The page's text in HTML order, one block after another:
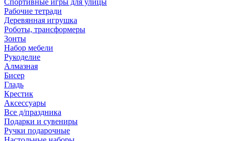
Спортивные игры для улицы
Рабочие тетради
Деревянная игрушка
Роботы, трансформеры
Зонты
Набор мебели
Рукоделие
Алмазная
Бисер
Гладь
Крестик
Аксессуары
Все д/праздника
Подарки и сувениры
Ручки подарочные